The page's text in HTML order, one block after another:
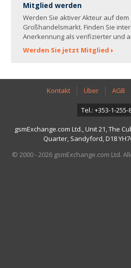
Mitglied werden
Werden Sie aktiver Akteur auf dem
Großhandelsmarkt. Finden Sie
Anerkennung als verifizierter und
Werden Sie jetzt Mitglied
Kontakt Über AGB
Tel.: +353-1-255-
gsmExchange.com Ltd., Unit 21, The
Quarter, Sandyford, D18
© 2000 - 2026 gsmExchange.com Ltd.